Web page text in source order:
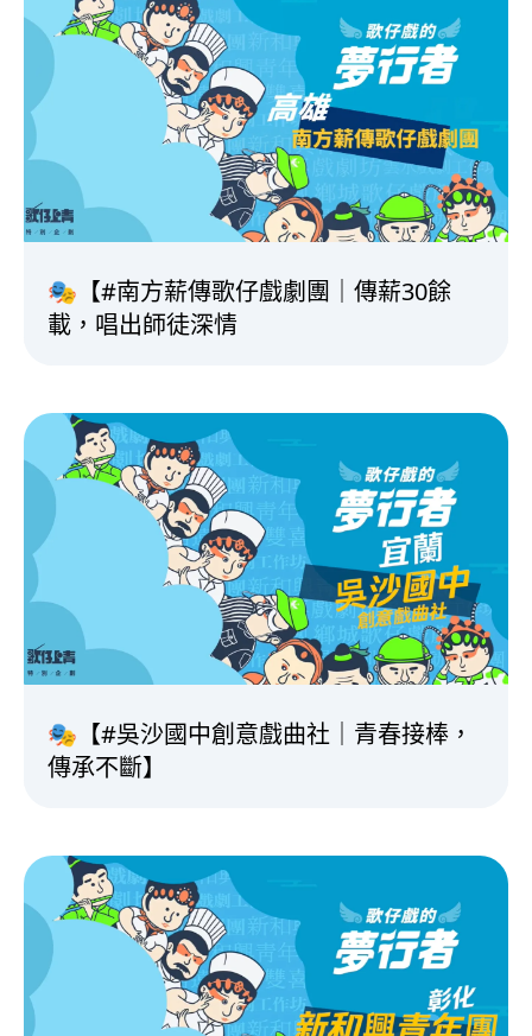
🎭【#南方薪傳歌仔戲劇團｜傳薪30餘
載，唱出師徒深情
🎭【#吳沙國中創意戲曲社｜青春接棒，
傳承不斷】